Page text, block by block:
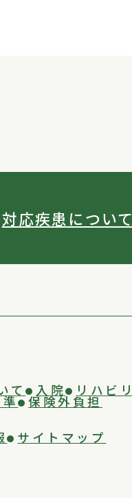
対応疾患について
て 入院 リハビリ
準 保険外負担
サイトマップ